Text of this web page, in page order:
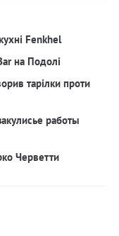
Fenkhel
на Подолі
тарілки проти
работы
Черветти